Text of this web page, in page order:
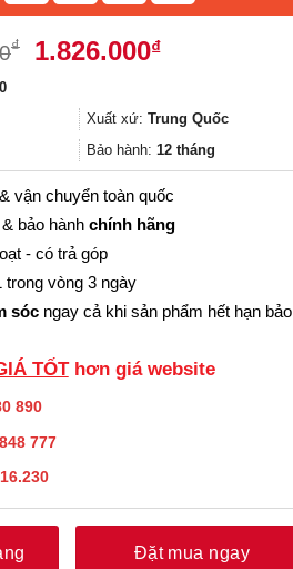
₫
Giá
2.435.000₫.
1.826.000₫Giá
là:
1.826.000₫.
Xuất xứ: Trung Quốc
Bảo hành: 12 tháng
vận chuyển toàn quốc
bảo hành chính hãng
- có trả góp
trong vòng 3 ngày
sóc ngay cả khi sản phẩm hết hạn bảo
TỐThơn giá website
890
777
Đặt mua ngay